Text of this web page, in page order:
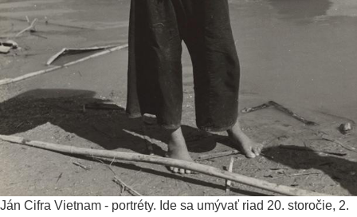
Ján Cifra Vietnam - portréty. Ide sa umývať riad 20. storočie, 2.